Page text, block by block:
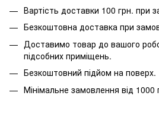
Вартість доставки 100 грн. при
Безкоштовна доставка при
Доставимо товар до вашого
підсобних приміщень.
Безкоштовний підйом на поверх.
Мінімальне замовлення від 1000